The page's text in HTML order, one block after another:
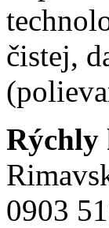
čistej,
Rýchly
0903